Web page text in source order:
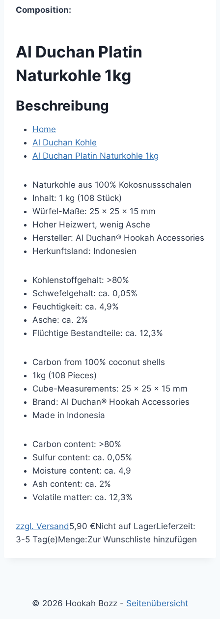
Composition:
Al Duchan Platin
Naturkohle 1kg
Beschreibung
Home
Al Duchan Kohle
Al Duchan Platin Naturkohle 1kg
Naturkohle aus 100% Kokosnussschalen
Inhalt: 1 kg (108 Stück)
Würfel-Maße: 25 x 25 x 15 mm
Hoher Heizwert, wenig Asche
Hersteller: Al Duchan® Hookah Accessories
Herkunftsland: Indonesien
Kohlenstoffgehalt: >80%
Schwefelgehalt: ca. 0,05%
Feuchtigkeit: ca. 4,9%
Asche: ca. 2%
Flüchtige Bestandteile: ca. 12,3%
Carbon from 100% coconut shells
1kg (108 Pieces)
Cube-Measurements: 25 x 25 x 15 mm
Brand: Al Duchan® Hookah Accessories
Made in Indonesia
Carbon content: >80%
Sulfur content: ca. 0,05%
Moisture content: ca. 4,9
Ash content: ca. 2%
Volatile matter: ca. 12,3%
zzgl. Versand5,90 €Nicht auf LagerLieferzeit:
3-5 Tag(e)Menge:Zur Wunschliste hinzufügen
© 2026 Hookah Bozz - Seitenübersicht